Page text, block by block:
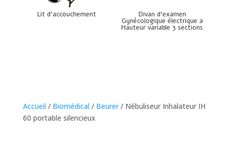
Lit d’accouchement Divan d’examen
Gynécologique électrique a
Hauteur variable 3 sections
Accueil / Biomédical / Beurer/ Nébuliseur Inhalateur IH
60 portable silencieux